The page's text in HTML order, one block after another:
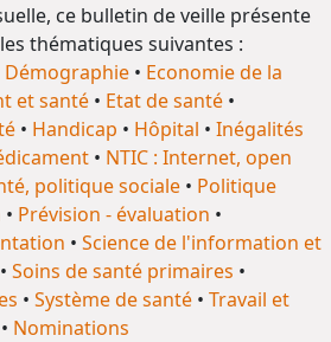
ce bulletin de veille présente
thématiques suivantes :
Démographie • Economie de la
et santé • Etat de santé •
• Handicap • Hôpital • Inégalités
• NTIC : Internet, open
politique sociale • Politique
• Prévision - évaluation •
• Science de l'information et
• Soins de santé primaires •
• Système de santé • Travail et
• Nominations